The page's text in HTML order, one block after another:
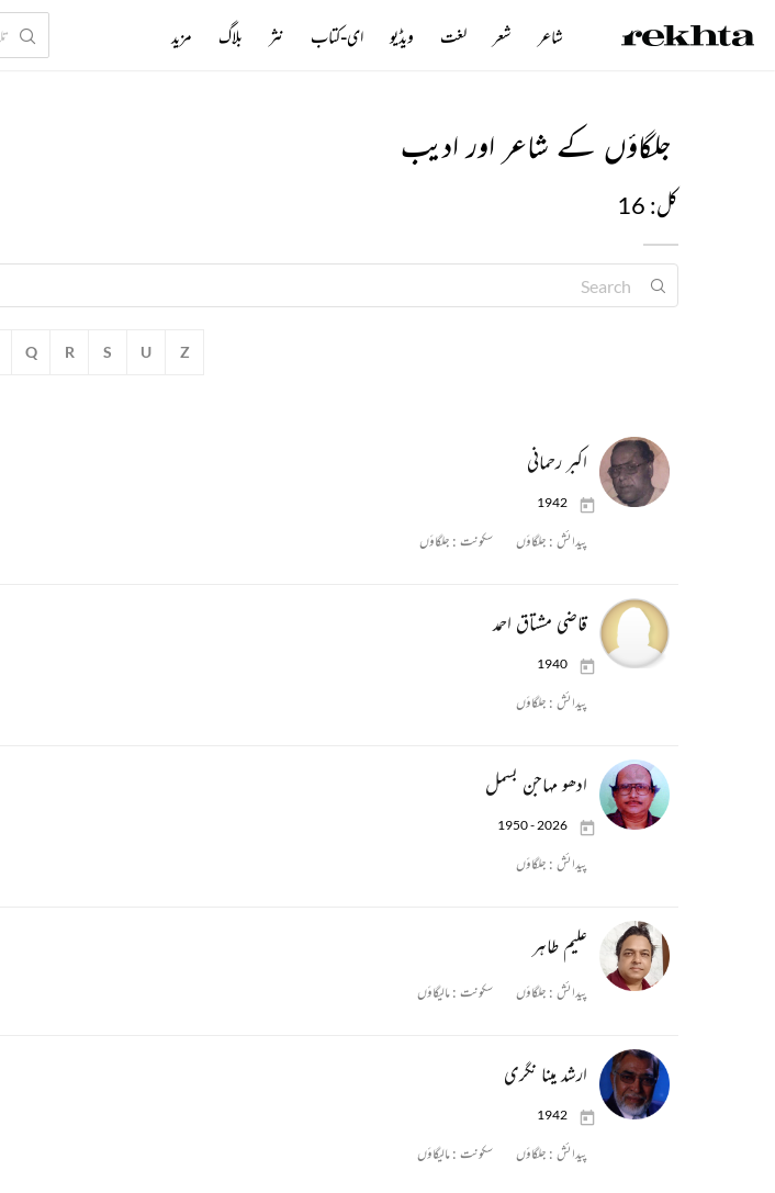
جلگاؤں کے شاعر اور ادیب
کل: 16
Q R S U Z
اکبر رحمانی
1942
پیدائش : جلگاؤں سکونت : جلگاؤں
قاضی مشتاق احمد
1940
پیدائش : جلگاؤں
ادھو مہاجن بسمل
1950 - 2026
پیدائش : جلگاؤں
علیم طاہر
پیدائش : جلگاؤں سکونت :مالیگاؤں
ارشد مینا نگری
1942
پیدائش : جلگاؤں سکونت :مالیگاؤں
شاعر شعر لغت ویڈیو ای-کتاب نثر بلاگ مزید